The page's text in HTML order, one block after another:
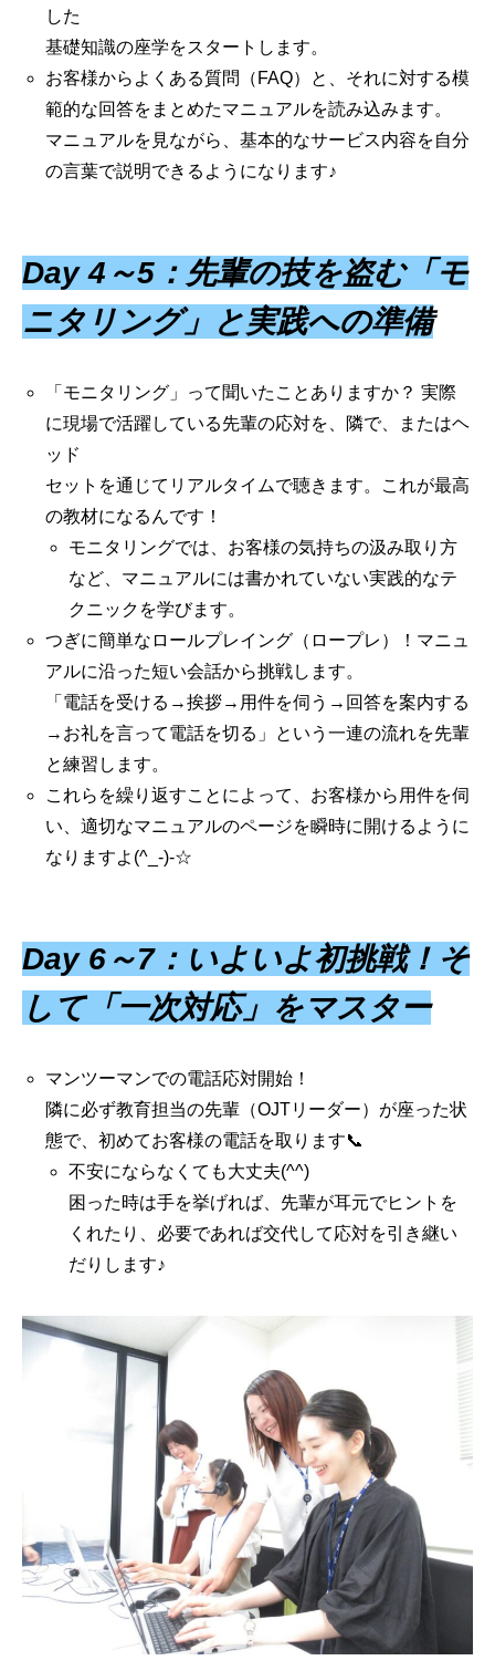
した
基礎知識の座学をスタートします。
お客様からよくある質問（FAQ）と、それに対する模
範的な回答をまとめたマニュアルを読み込みます。
マニュアルを見ながら、基本的なサービス内容を自分
の言葉で説明できるようになります♪
Day 4～5：先輩の技を盗む「モ
ニタリング」と実践への準備
「モニタリング」って聞いたことありますか？ 実際
に現場で活躍している先輩の応対を、隣で、またはヘ
ッド
セットを通じてリアルタイムで聴きます。これが最高
の教材になるんです！
モニタリングでは、お客様の気持ちの汲み取り方
など、マニュアルには書かれていない実践的なテ
クニックを学びます。
つぎに簡単なロールプレイング（ロープレ）！マニュ
アルに沿った短い会話から挑戦します。
「電話を受ける→挨拶→用件を伺う→回答を案内する
→お礼を言って電話を切る」という一連の流れを先輩
と練習します。
これらを繰り返すことによって、お客様から用件を伺
い、適切なマニュアルのページを瞬時に開けるように
なりますよ(^_-)-☆
Day 6～7：いよいよ初挑戦！そ
して「一次対応」をマスター
マンツーマンでの電話応対開始！
隣に必ず教育担当の先輩（OJTリーダー）が座った状
態で、初めてお客様の電話を取ります📞
不安にならなくても大丈夫(^^)
困った時は手を挙げれば、先輩が耳元でヒントを
くれたり、必要であれば交代して応対を引き継い
だりします♪